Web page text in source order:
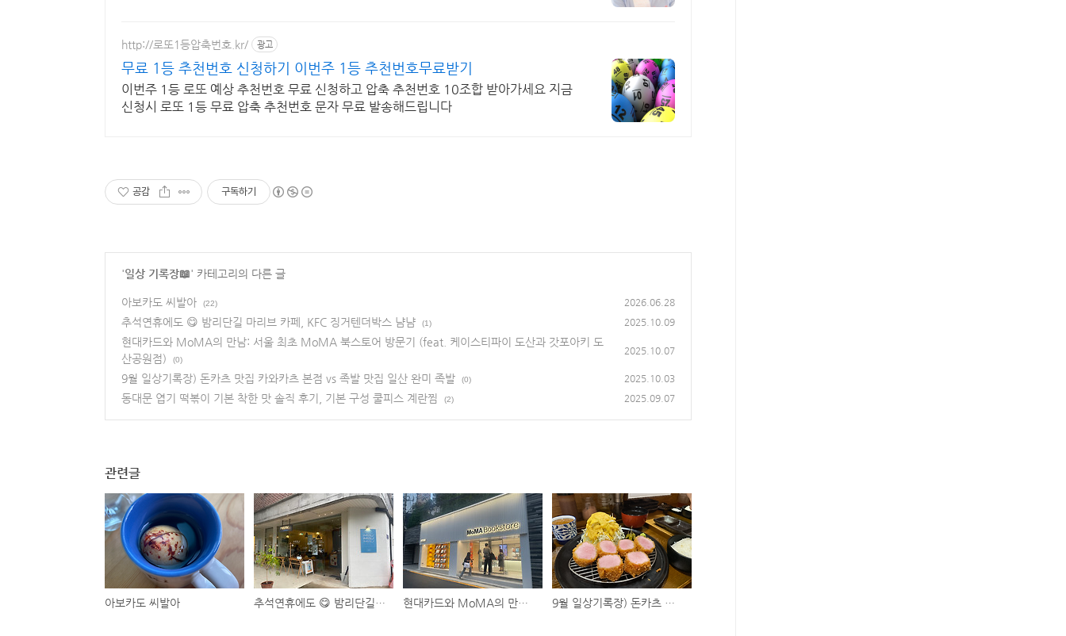
http://로또1등압축번호.kr/ 광고
무료 1등 추천번호 신청하기 이번주 1등 추천번호무료받기
이번주 1등 로또 예상 추천번호 무료 신청하고 압축 추천번호 10조합 받아가세요 지금
신청시 로또 1등 무료 압축 추천번호 문자 무료 발송해드립니다
공감 구독하기
'일상 기록장📖' 카테고리의 다른 글
아보카도 씨발아 (22) 2026.06.28
추석연휴에도 😋 밤리단길 마리브 카페, KFC 징거텐더박스 냠냠 (1) 2025.10.09
현대카드와 MoMA의 만남: 서울 최초 MoMA 북스토어 방문기 (feat. 케이스티파이 도산과 갓포아키 도
산공원점)
(0)
2025.10.07
9월 일상기록장) 돈카츠 맛집 카와카츠 본점 vs 족발 맛집 일산 완미 족발 (0) 2025.10.03
동대문 엽기 떡볶이 기본 착한 맛 솔직 후기, 기본 구성 쿨피스 계란찜 (2) 2025.09.07
관련글
아보카도 씨발아 추석연휴에도 😋 밤리단길 마리브 카페, KFC 징거텐더박스 냠냠 현대카드와 MoMA의 만남: 서울 최초 MoMA 북스토어 방문기 (feat. 케이스티파이 도산과 갓포아키 도산공원점) 9월 일상기록장) 돈카츠 맛집 카와카츠 본점 vs 족발 맛집 일산 완미 족발